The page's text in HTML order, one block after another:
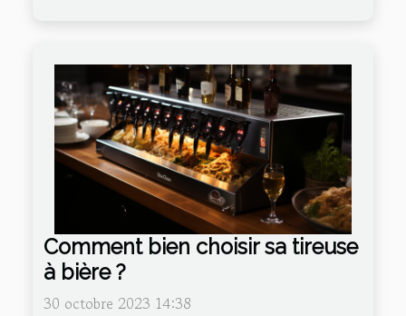
Comment bien choisir sa tireuse
à bière ?
30 octobre 2023 14:38